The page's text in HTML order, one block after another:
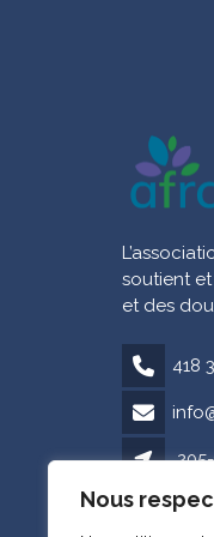
Nous
soutient
et des
418